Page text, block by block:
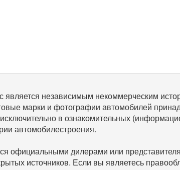
является независимым некоммерческим
марки и фотографии автомобилей
в ознакомительных
автомобилестроения.
официальными дилерами или
источников. Если вы являетесь